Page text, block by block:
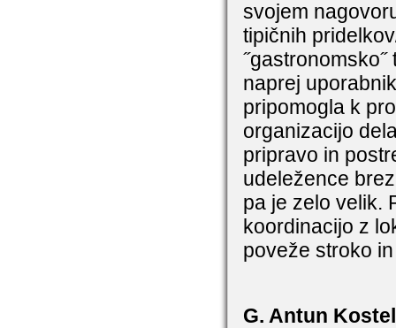
svojem
tipičnih
naprej
pripomogla k
organizacijo
pripravo in
udeležence
pa je zelo velik.
koordinacijo z
poveže stroko
G. Antun